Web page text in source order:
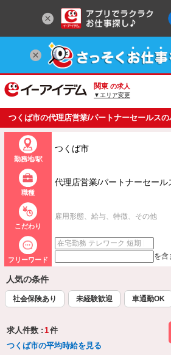
関東 の求人
▼エリア変更
つくば市の代理店営業/パートナーセールス
ートの求人情報一覧
勤務地/駅
つくば市
職種
代理店営業/パートナーセール
こだわり
雇用形態、給与、特徴、その他
フリーワード を含
人気の条件
社会保険あり 未経験歓迎 車通勤OK
求人件数 : 1件
つくば市の平均時給を見る